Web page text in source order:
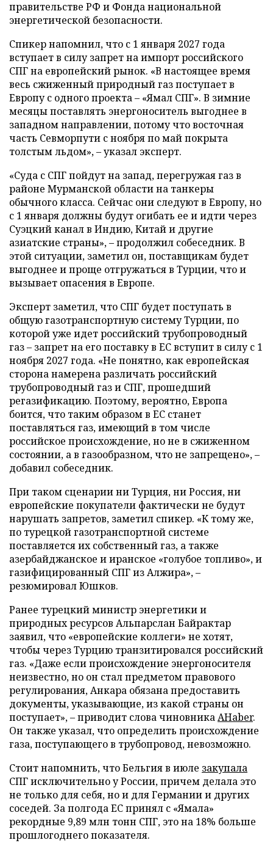
правительстве РФ и Фонда национальной
энергетической безопасности.
Спикер напомнил, что с 1 января 2027 года
вступает в силу запрет на импорт российского
СПГ на европейский рынок. «В настоящее время
весь сжиженный природный газ поступает в
Европу с одного проекта – «Ямал СПГ». В зимние
месяцы поставлять энергоноситель выгоднее в
западном направлении, потому что восточная
часть Севморпути с ноября по май покрыта
толстым льдом», – указал эксперт.
«Суда с СПГ пойдут на запад, перегружая газ в
районе Мурманской области на танкеры
обычного класса. Сейчас они следуют в Европу, но
с 1 января должны будут огибать ее и идти через
Суэцкий канал в Индию, Китай и другие
азиатские страны», – продолжил собеседник. В
этой ситуации, заметил он, поставщикам будет
выгоднее и проще отгружаться в Турции, что и
вызывает опасения в Европе.
Эксперт заметил, что СПГ будет поступать в
общую газотранспортную систему Турции, по
которой уже идет российский трубопроводный
газ – запрет на его поставку в ЕС вступит в силу с 1
ноября 2027 года. «Не понятно, как европейская
сторона намерена различать российский
трубопроводный газ и СПГ, прошедший
регазификацию. Поэтому, вероятно, Европа
боится, что таким образом в ЕС станет
поставляться газ, имеющий в том числе
российское происхождение, но не в сжиженном
состоянии, а в газообразном, что не запрещено», –
добавил собеседник.
При таком сценарии ни Турция, ни Россия, ни
европейские покупатели фактически не будут
нарушать запретов, заметил спикер. «К тому же,
по турецкой газотранспортной системе
поставляется их собственный газ, а также
азербайджанское и иранское «голубое топливо», и
газифицированный СПГ из Алжира», –
резюмировал Юшков.
Ранее турецкий министр энергетики и
природных ресурсов Альпарслан Байрактар
заявил, что «европейские коллеги» не хотят,
чтобы через Турцию транзитировался российский
газ. «Даже если происхождение энергоносителя
неизвестно, но он стал предметом правового
регулирования, Анкара обязана предоставить
документы, указывающие, из какой страны он
поступает», – приводит слова чиновникаAHaber.
Он также указал, что определить происхождение
газа, поступающего в трубопровод, невозможно.
Стоит напомнить, что Бельгия в июле закупала
СПГ исключительно у России, причем делала это
не только для себя, но и для Германии и других
соседей. За полгода ЕС принял с «Ямала»
рекордные 9,89 млн тонн СПГ, это на 18% больше
прошлогоднего показателя.